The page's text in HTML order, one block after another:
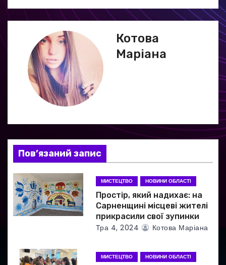
ц
п
и
с
і
в
Котова
Маріана
Пов’язаний запис
МИСТЕЦТВО НОВИНИ ОБЛАСТІ
Простір, який надихає: на
Сарненщині місцеві жителі
прикрасили свої зупинки
Тра 4, 2024 Котова Маріана
МИСТЕЦТВО НОВИНИ ОБЛАСТІ